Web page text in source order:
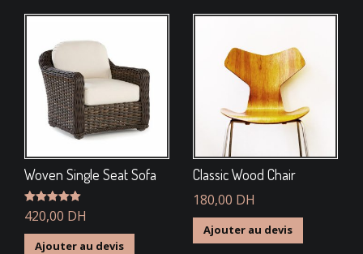
Woven Single Seat Sofa
Note 5.00
sur 5
420,00 DH
Ajouter au devis
Classic Wood Chair
180,00 DH
Ajouter au devis